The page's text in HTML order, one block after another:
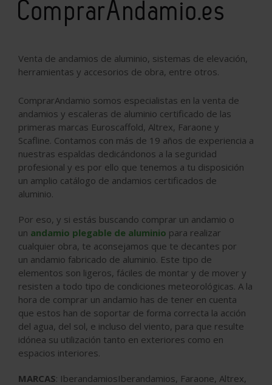
ComprarAndamio.es
Venta de andamios de aluminio, sistemas de elevación,
herramientas y accesorios de obra, entre otros.
ComprarAndamio somos especialistas en la venta de
andamios y escaleras de aluminio certificado de las
primeras marcas Euroscaffold, Altrex, Faraone y
Scafline. Contamos con más de 19 años de experiencia a
nuestras espaldas dedicándonos a la seguridad
profesional y es por ello que tenemos a tu disposición
un amplio catálogo de andamios certificados de
aluminio.
Por eso, y si estás buscando comprar un andamio o
un andamio plegable de aluminio para realizar
cualquier obra, te aconsejamos que te decantes por
un andamio fabricado de aluminio. Este tipo de
elementos son ligeros, fáciles de montar y de mover y
resisten a todo tipo de condiciones meteorológicas. A la
hora de comprar un andamio has de tener en cuenta
que estos han de soportar de forma correcta la acción
del agua, del sol, e incluso del viento, para que resulte
idónea su utilización tanto en exteriores como en
espacios interiores.
MARCAS: IberandamiosIberandamios, Faraone, Altrex,